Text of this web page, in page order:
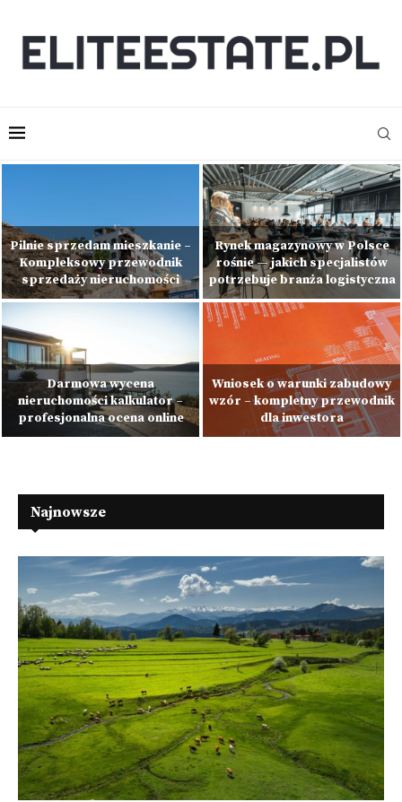
Pilnie sprzedam mieszkanie –
Kompleksowy przewodnik
sprzedaży nieruchomości
Rynek magazynowy w Polsce
rośnie — jakich specjalistów
potrzebuje branża logistyczna
Darmowa wycena
nieruchomości kalkulator –
profesjonalna ocena online
Wniosek o warunki zabudowy
wzór – kompletny przewodnik
dla inwestora
Najnowsze